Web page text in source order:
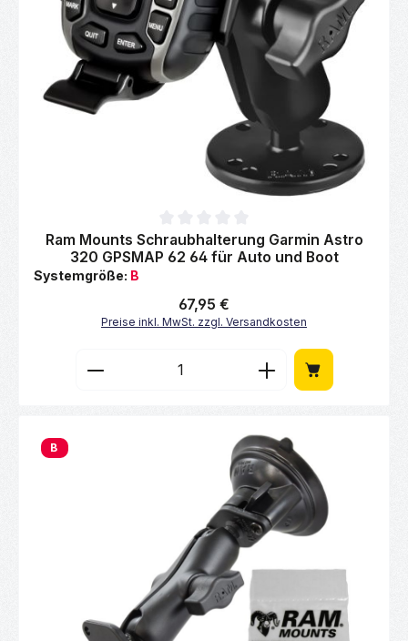
Durchschnittliche Bewertung von 0 von 5 Sternen
Ram Mounts Schraubhalterung Garmin Astro
320 GPSMAP 62 64 für Auto und Boot
Systemgröße: B
Regulärer Preis:
67,95 €
Preise inkl. MwSt. zzgl. Versandkosten
Produkt Anzahl: Gib den gewünschten
B